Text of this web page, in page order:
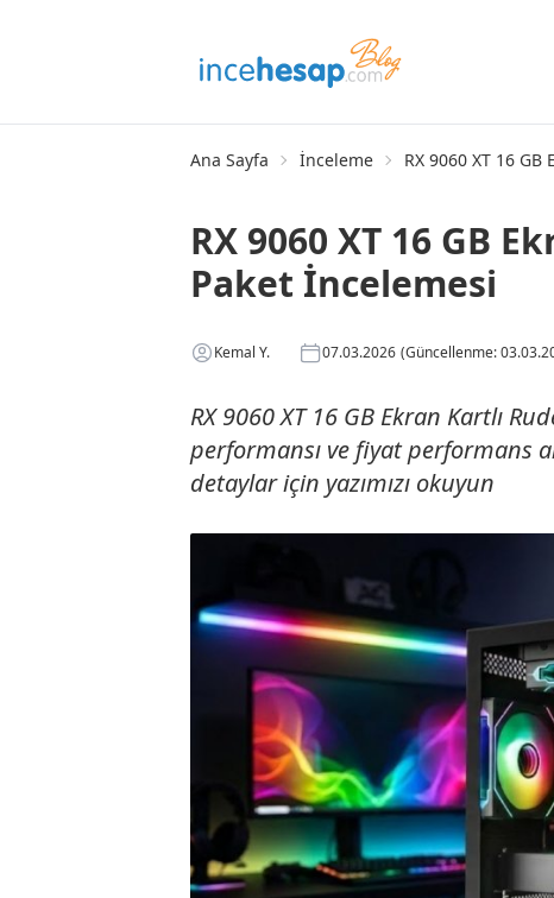
Ana Sayfa İnceleme RX 9060 XT 16
RX 9060 XT 16 GB
Paket İncelemesi
Kemal Y. 07.03.2026 (Güncellenme:
RX 9060 XT 16 GB Ekran Kartlı
performansı ve fiyat performans
detaylar için yazımızı okuyun